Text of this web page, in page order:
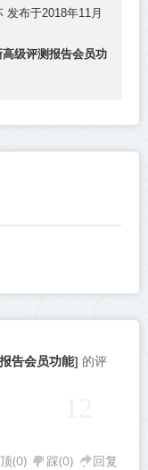
发布于2018年11月
级评测报告会员功
告会员功能] 的评
顶(0) 踩(0) 回复